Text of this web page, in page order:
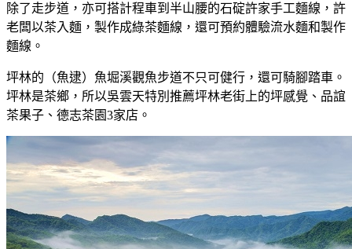
除了走步道，亦可搭計程車到半山腰的石碇許家手工麵線，許
老闆以茶入麵，製作成綠茶麵線，還可預約體驗流水麵和製作
麵線。
坪林的（魚逮）魚堀溪觀魚步道不只可健行，還可騎腳踏車。
坪林是茶鄉，所以吳雲天特別推薦坪林老街上的坪感覺、品誼
茶果子、德志茶園3家店。